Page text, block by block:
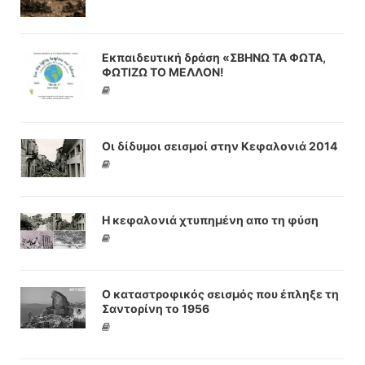
Εκπαιδευτική δράση «ΣΒΗΝΩ ΤΑ ΦΩΤΑ,
ΦΩΤΙΖΩ ΤΟ ΜΕΛΛΟΝ!
Οι δίδυμοι σεισμοί στην Κεφαλονιά 2014
Η κεφαλονιά χτυπημένη απο τη φύση
Ο καταστροφικός σεισμός που έπληξε τη
Σαντορίνη το 1956